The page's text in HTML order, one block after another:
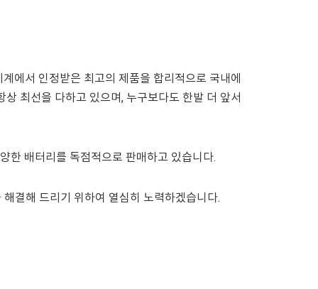
에서 인정받은 최고의 제품을 합리적으로 국내에
최선을 다하고 있으며, 누구보다도 한발 더 앞서
한 배터리를 독점적으로 판매하고 있습니다.
결해 드리기 위하여 열심히 노력하겠습니다.